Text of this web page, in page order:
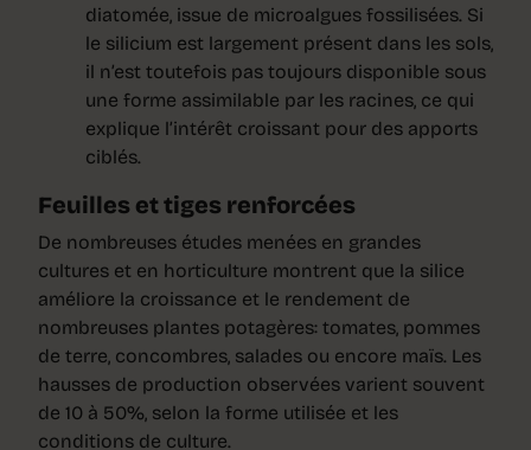
diatomée, issue de microalgues fossilisées. Si
le silicium est largement présent dans les sols,
il n’est toutefois pas toujours disponible sous
une forme assimilable par les racines, ce qui
explique l’intérêt croissant pour des apports
ciblés.
Feuilles et tiges renforcées
De nombreuses études menées en grandes
cultures et en horticulture montrent que la silice
améliore la croissance et le rendement de
nombreuses plantes potagères: tomates, pommes
de terre, concombres, salades ou encore maïs. Les
hausses de production observées varient souvent
de 10 à 50%, selon la forme utilisée et les
conditions de culture.